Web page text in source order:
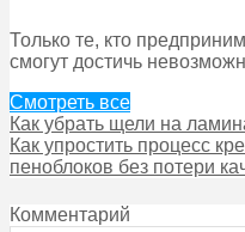
Только те, кто
смогут достичь
Смотреть все
Как убрать щели на
Как упростить процесс
пеноблоков без потери
Комментарий